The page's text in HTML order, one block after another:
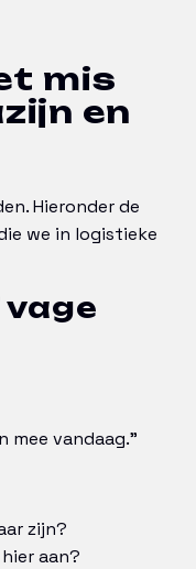
mis
en
Hieronder de
we in logistieke
mee vandaag.”
zijn?
aan?